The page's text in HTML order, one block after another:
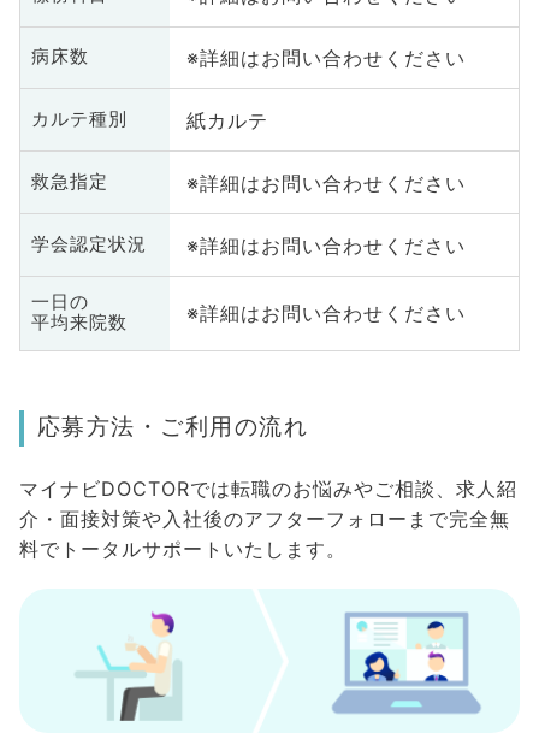
病床数 ※詳細はお問い合わせください
カルテ種別 紙カルテ
救急指定 ※詳細はお問い合わせください
学会認定状況 ※詳細はお問い合わせください
一日の
平均来院数
※詳細はお問い合わせください
応募方法・ご利用の流れ
マイナビDOCTORでは転職のお悩みやご相談、求人紹
介・面接対策や入社後のアフターフォローまで完全無
料でトータルサポートいたします。